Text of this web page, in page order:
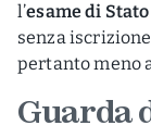
l’esame di
senza
pertanto meno
Guarda